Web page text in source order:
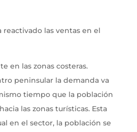
reactivado las ventas en el
en las zonas costeras.
peninsular la demanda va
tiempo que la población
las zonas turísticas. Esta
en el sector, la población se